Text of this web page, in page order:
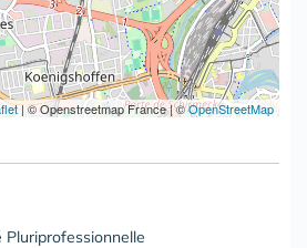
|© Openstreetmap France | ©OpenStreetMap
Pluriprofessionnelle